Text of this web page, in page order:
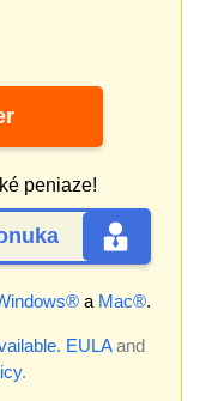
peniaze!
a Mac®.
EULAand
.